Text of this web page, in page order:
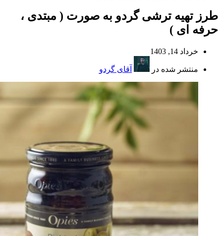
طرز تهیه ترشی گردو به صورت ( مبتدی ،
حرفه ای )
خرداد 14, 1403
منتشر شده در آقای گردو